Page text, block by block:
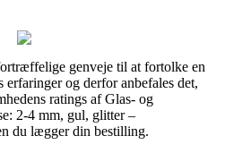
genveje til at fortolke en
og derfor anbefales det,
ratings af Glas- og
2-4 mm, gul, glitter –
du lægger din bestilling.